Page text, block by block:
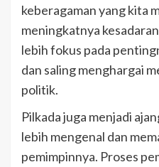
keberagaman yang kita
meningkatnya
lebih fokus pada
dan saling menghargai
politik.
Pilkada juga menjadi
lebih mengenal dan
pemimpinnya. Proses